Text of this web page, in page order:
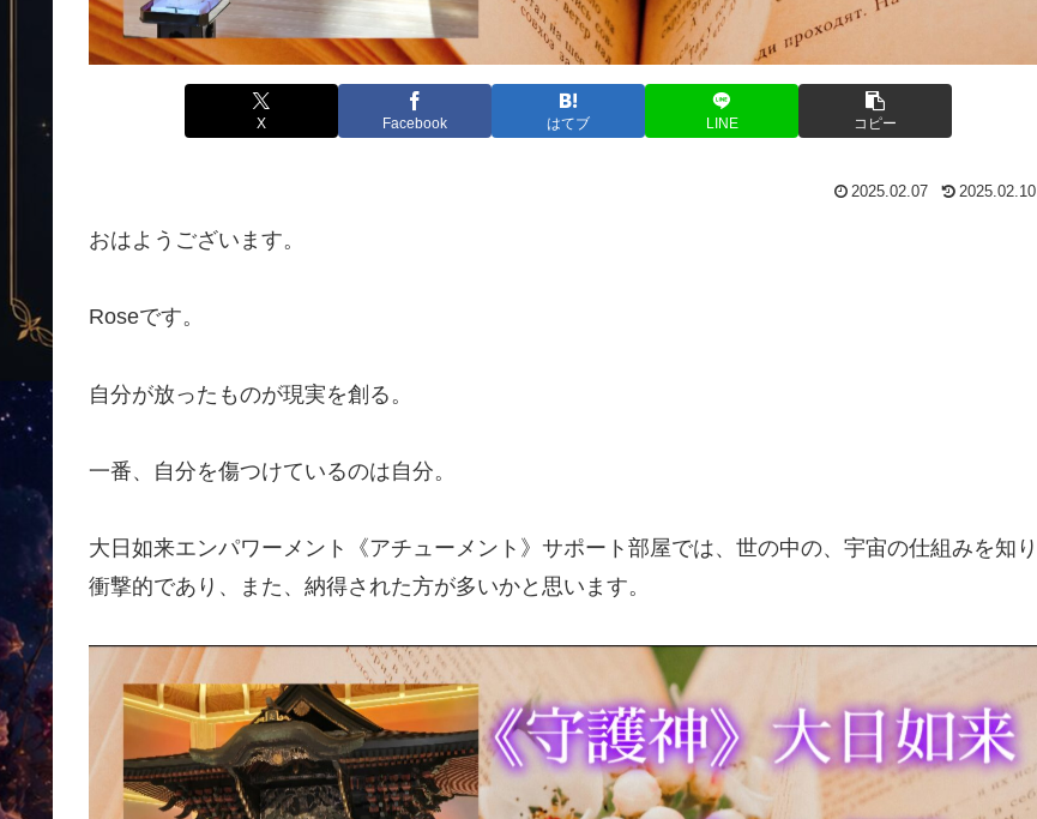
X Facebook はてブ LINE コピー
2025.02.07 2025.02.10
おはようございます。
Roseです。
自分が放ったものが現実を創る。
一番、自分を傷つけているのは自分。
大日如来エンパワーメント《アチューメント》サポート部屋では、世の中の、宇宙の仕組みを知り
衝撃的であり、また、納得された方が多いかと思います。